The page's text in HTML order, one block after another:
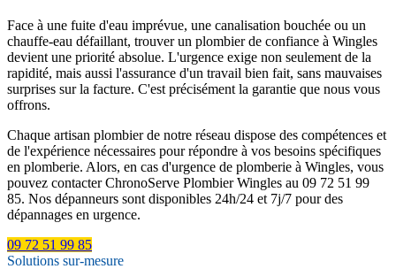
Face à une fuite d'eau imprévue, une canalisation bouchée ou un
chauffe-eau défaillant, trouver un plombier de confiance à Wingles
devient une priorité absolue. L'urgence exige non seulement de la
rapidité, mais aussi l'assurance d'un travail bien fait, sans mauvaises
surprises sur la facture. C'est précisément la garantie que nous vous
offrons.
Chaque artisan plombier de notre réseau dispose des compétences et
de l'expérience nécessaires pour répondre à vos besoins spécifiques
en plomberie. Alors, en cas d'urgence de plomberie à Wingles, vous
pouvez contacter ChronoServe Plombier Wingles au 09 72 51 99
85. Nos dépanneurs sont disponibles 24h/24 et 7j/7 pour des
dépannages en urgence.
09 72 51 99 85
Solutions sur-mesure